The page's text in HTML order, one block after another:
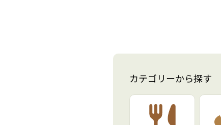
カテゴリーから探す